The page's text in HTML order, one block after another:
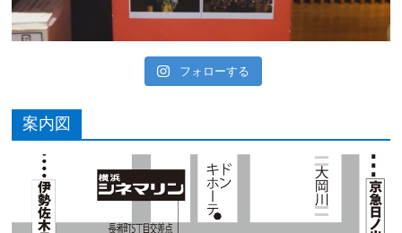
フォローする
案内図